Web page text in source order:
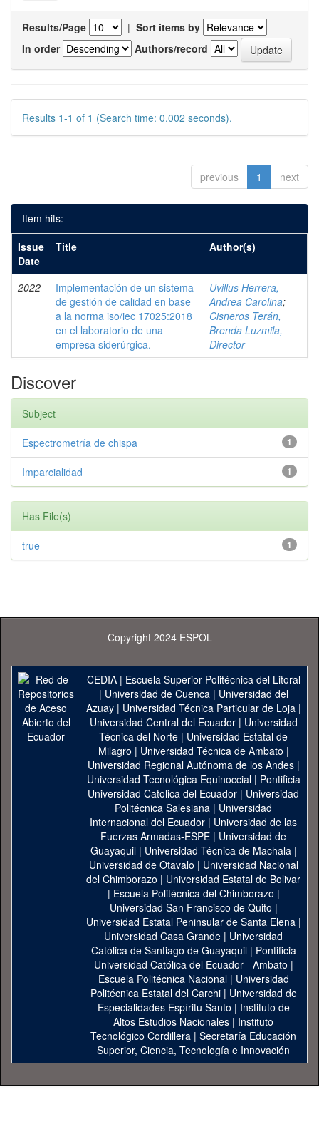
Results/Page | Sort items by
In order
Authors/record
Results 1-1 of 1 (Search time: 0.002 seconds).
previous 1 next
Item hits:
Issue
Date
Title Author(s)
2022
Implementación de un sistema
de gestión de calidad en base
a la norma iso/iec 17025:2018
en el laboratorio de una
empresa siderúrgica.
Uvillus Herrera,
Andrea Carolina;
Cisneros Terán,
Brenda Luzmila,
Director
Discover
Subject
1
Espectrometría de chispa
1
Imparcialidad
Has File(s)
1
true
Copyright 2024 ESPOL
CEDIA| Escuela Superior Politécnica del Litoral
| Universidad de Cuenca| Universidad del
Azuay| Universidad Técnica Particular de Loja|
Universidad Central del Ecuador| Universidad
Técnica del Norte | Universidad Estatal de
Milagro | Universidad Técnica de Ambato |
Universidad Regional Autónoma de los Andes|
Universidad Tecnológica Equinoccial| Pontificia
Universidad Catolica del Ecuador | Universidad
Politécnica Salesiana | Universidad
Internacional del Ecuador | Universidad de las
Fuerzas Armadas-ESPE | Universidad de
Guayaquil| Universidad Técnica de Machala|
Universidad de Otavalo | Universidad Nacional
del Chimborazo | Universidad Estatal de Bolivar
| Escuela Politécnica del Chimborazo |
Universidad San Francisco de Quito |
Universidad Estatal Peninsular de Santa Elena|
Universidad Casa Grande | Universidad
Católica de Santiago de Guayaquil| Pontificia
Universidad Católica del Ecuador - Ambato |
Escuela Politécnica Nacional| Universidad
Politécnica Estatal del Carchi| Universidad de
Especialidades Espíritu Santo | Instituto de
Altos Estudios Nacionales | Instituto
Tecnológico Cordillera | Secretaría Educación
Superior, Ciencia, Tecnología e Innovación